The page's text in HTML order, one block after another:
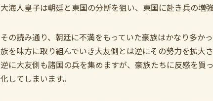
大海人皇子は朝廷と東国の分断を狙い、東国に赴き兵の増強
その読み通り、朝廷に不満をもっていた豪族はかなり多か
族を味方に取り組んでいき大友側とは逆にその勢力を拡大さ
逆に大友側も諸国の兵を集めますが、豪族たちに反感を買
化してしまいます。